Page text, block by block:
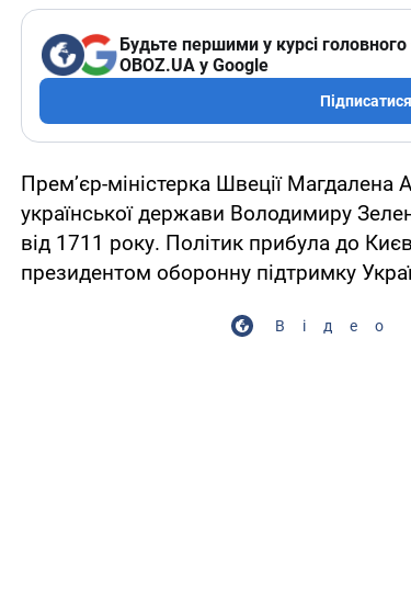
Будьте першими у курсі
OBOZ.UA у Google
Підписатися
Прем’єр-міністерка Швеції Магдалена
української держави Володимиру
від 1711 року. Політик прибула до
президентом оборонну підтримку
Відео